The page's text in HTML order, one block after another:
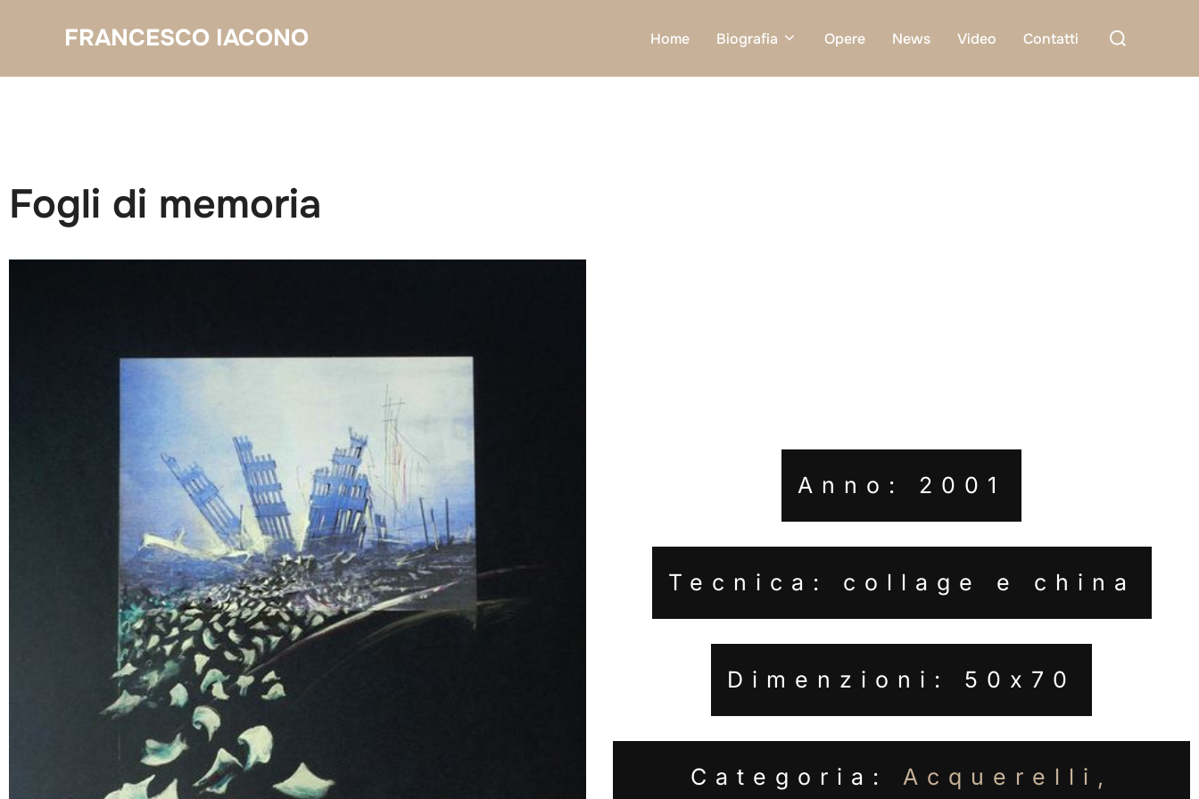
FRANCESCO IACONO Home Biografia Opere News Video Contatti
Cerca
Fogli di memoria
Anno: 2001
Tecnica: collage e china
Dimenzioni: 50x70
Categoria: Acquerelli,